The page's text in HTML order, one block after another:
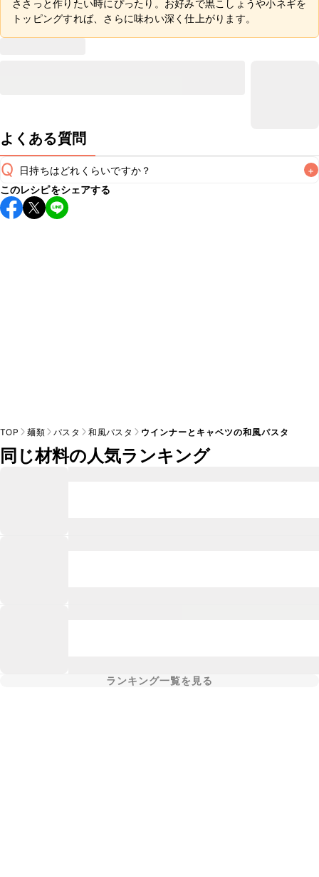
ささっと作りたい時にぴったり。お好みで黒こしょうや小ネギを
トッピングすれば、さらに味わい深く仕上がります。
よくある質問
Q 日持ちはどれくらいですか？ +
こちらのレシピは出来たてをお召し上がりいただくことをお
すすめします。
このレシピをシェアする
TOP 麺類 パスタ 和風パスタ ウインナーとキャベツの和風パスタ
同じ材料の人気ランキング
ランキング一覧を見る